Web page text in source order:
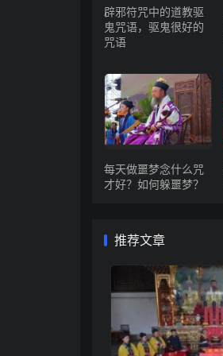
辟邪符咒中的道教驱
鬼咒语，驱鬼很好的
咒语
每天做噩梦念什么咒
才好？如何躲噩梦？
推荐文章